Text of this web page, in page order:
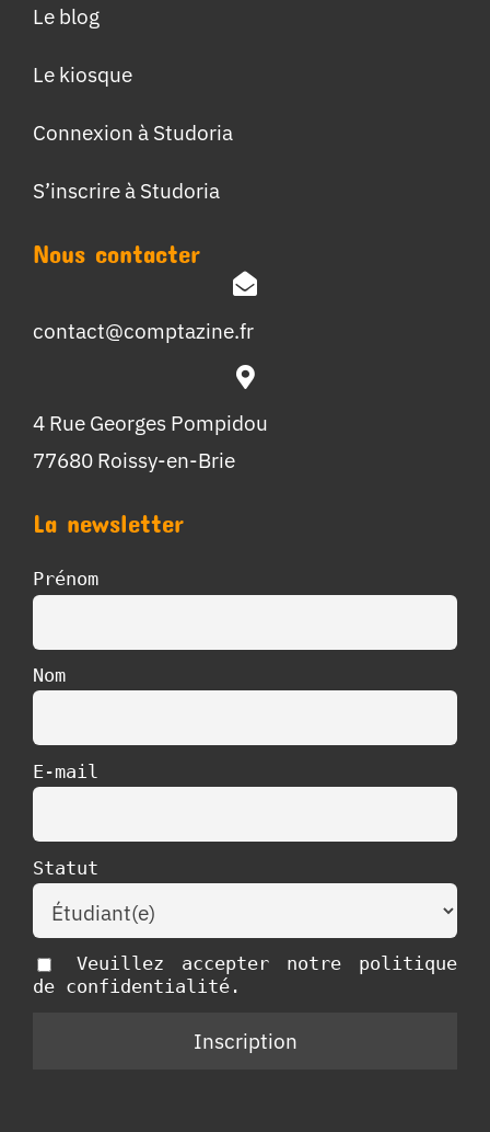
Le blog
Le kiosque
Connexion à Studoria
S’inscrire à Studoria
Nous contacter
contact@comptazine.fr
4 Rue Georges Pompidou
77680 Roissy-en-Brie
La newsletter
Prénom
Nom
E-mail
Statut
Veuillez accepter notre politique
de confidentialité.